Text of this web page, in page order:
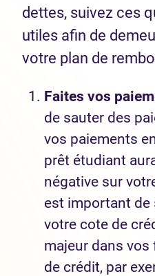
dettes, suivez ces
utiles afin de
votre plan de
Faites vos
de sauter des
vos paiements
prêt étudiant
négative sur
est important de
votre cote de
majeur dans
de crédit, par